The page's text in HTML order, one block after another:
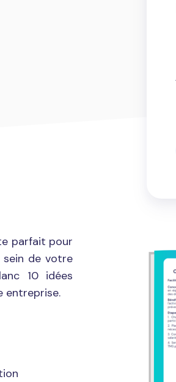
parfait pour
de votre
10 idées
entreprise.